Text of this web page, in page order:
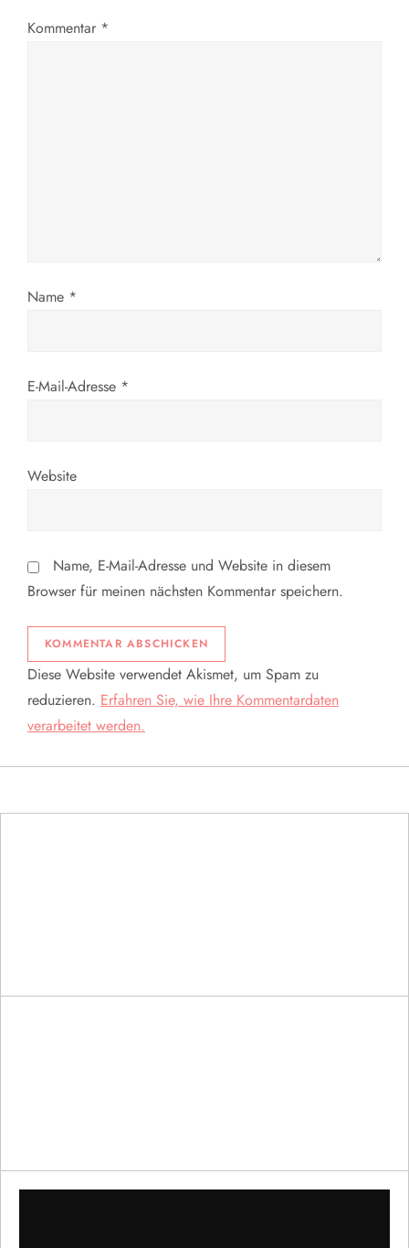
Kommentar *
Name *
E-Mail-Adresse *
Website
Name, E-Mail-Adresse und Website in diesem
Browser für meinen nächsten Kommentar speichern.
Diese Website verwendet Akismet, um Spam zu
reduzieren. Erfahren Sie, wie Ihre Kommentardaten
verarbeitet werden.